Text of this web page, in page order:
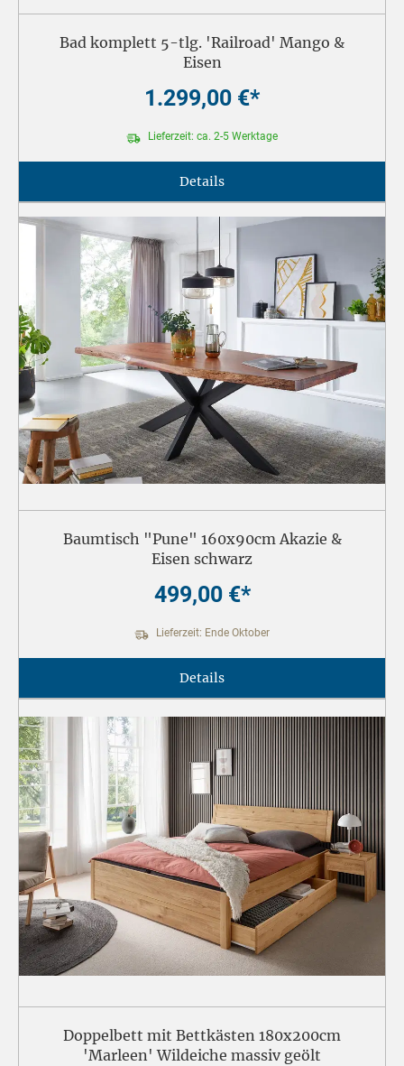
Bad komplett 5-tlg. 'Railroad' Mango &
Eisen
1.299,00 €*
Lieferzeit: ca. 2-5 Werktage
Details
Baumtisch "Pune" 160x90cm Akazie &
Eisen schwarz
499,00 €*
Lieferzeit: Ende Oktober
Details
Doppelbett mit Bettkästen 180x200cm
'Marleen' Wildeiche massiv geölt